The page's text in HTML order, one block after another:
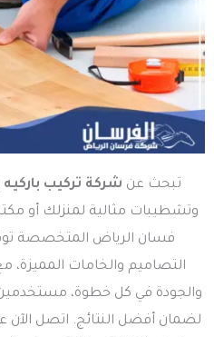
تبحث عن شركة تركيب باركيه
وتشطيبات مثالية لمنزلك أو
فسان الرياض المتخصصة
التصاميم والخامات
والجودة في كل خطوة، مستخدمين
لضمان أفضل النتائج. اتصل الآن